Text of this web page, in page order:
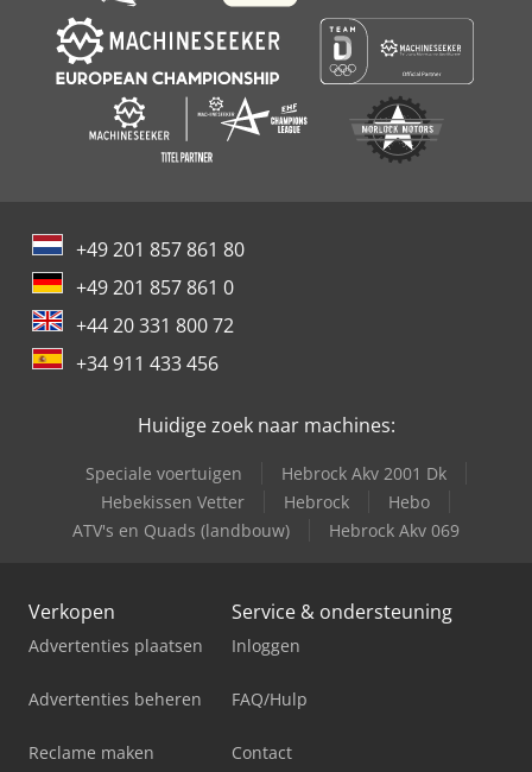
+49 201 857 861 80
+49 201 857 861 0
+44 20 331 800 72
+34 911 433 456
Huidige zoek naar machines:
Speciale voertuigen
Hebrock Akv 2001 Dk
Hebekissen Vetter
Hebrock
Hebo
ATV's en Quads (landbouw)
Hebrock Akv 069
Verkopen
Advertenties plaatsen
Advertenties beheren
Reclame maken
Service & ondersteuning
Inloggen
FAQ/Hulp
Contact